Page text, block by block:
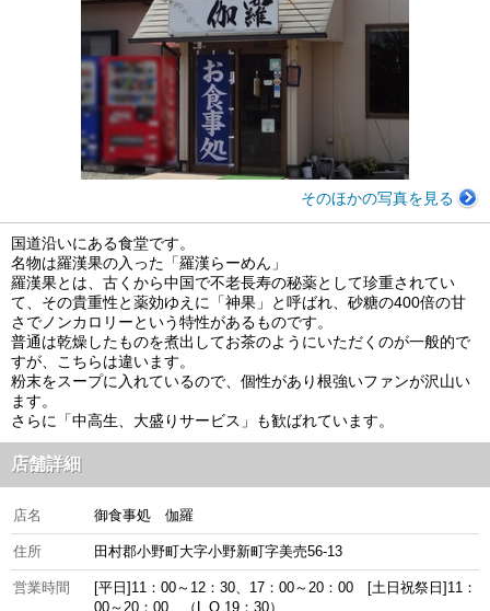
そのほかの写真を見る
国道沿いにある食堂です。
名物は羅漢果の入った「羅漢らーめん」
羅漢果とは、古くから中国で不老長寿の秘薬として珍重されてい
て、その貴重性と薬効ゆえに「神果」と呼ばれ、砂糖の400倍の甘
さでノンカロリーという特性があるものです。
普通は乾燥したものを煮出してお茶のようにいただくのが一般的で
すが、こちらは違います。
粉末をスープに入れているので、個性があり根強いファンが沢山い
ます。
さらに「中高生、大盛りサービス」も歓ばれています。
店舗詳細
店名 御食事処 伽羅
住所 田村郡小野町大字小野新町字美売56-13
営業時間
[平日]11：00～12：30、17：00～20：00 [土日祝祭日]11：
00～20：00 （L.O.19：30）